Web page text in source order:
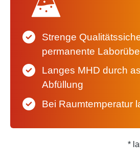
Strenge
permanente
Langes MHD durch
Abfüllung
Bei Raumtemperatur
*